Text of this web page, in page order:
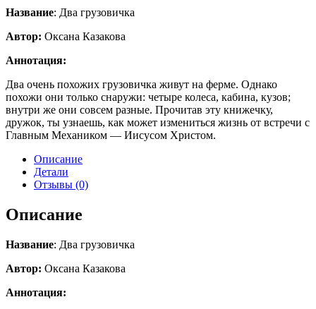
Название: Два грузовичка
Автор: Оксана Казакова
Аннотация:
Два очень похожих грузовичка живут на ферме. Однако
похожи они только снаружи: четыре колеса, кабина, кузов;
внутри же они совсем разные. Прочитав эту книжечку,
дружок, ты узнаешь, как может измениться жизнь от встречи с
Главным Механиком — Иисусом Христом.
Описание
Детали
Отзывы (0)
Описание
Название: Два грузовичка
Автор: Оксана Казакова
Аннотация: